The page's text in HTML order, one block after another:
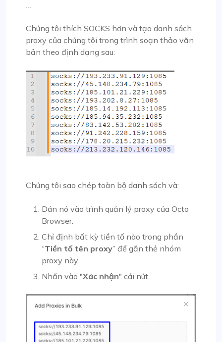
Chúng tôi thích SOCKS hơn và tạo danh sách
proxy của chúng tôi trong trình soạn thảo văn
bản theo định dạng sau:
Chúng tôi sao chép toàn bộ danh sách và:
Dán nó vào trình quản lý proxy của Octo
Browser.
Chỉ định bất kỳ tiền tố nào trong phần
“Tiền tố tên proxy” để gắn thẻ nhóm
proxy này.
Nhấn vào "Xác nhận" cái nút.